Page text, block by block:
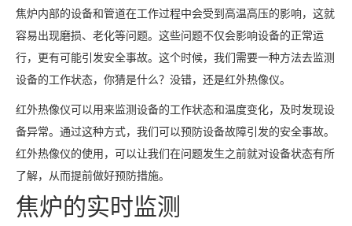
焦炉内部的设备和管道在工作过程中会受到高温高压的影响，这就
容易出现磨损、老化等问题。这些问题不仅会影响设备的正常运
行，更有可能引发安全事故。这个时候，我们需要一种方法去监测
设备的工作状态，你猜是什么？没错，还是红外热像仪。
红外热像仪可以用来监测设备的工作状态和温度变化，及时发现设
备异常。通过这种方式，我们可以预防设备故障引发的安全事故。
红外热像仪的使用，可以让我们在问题发生之前就对设备状态有所
了解，从而提前做好预防措施。
焦炉的实时监测